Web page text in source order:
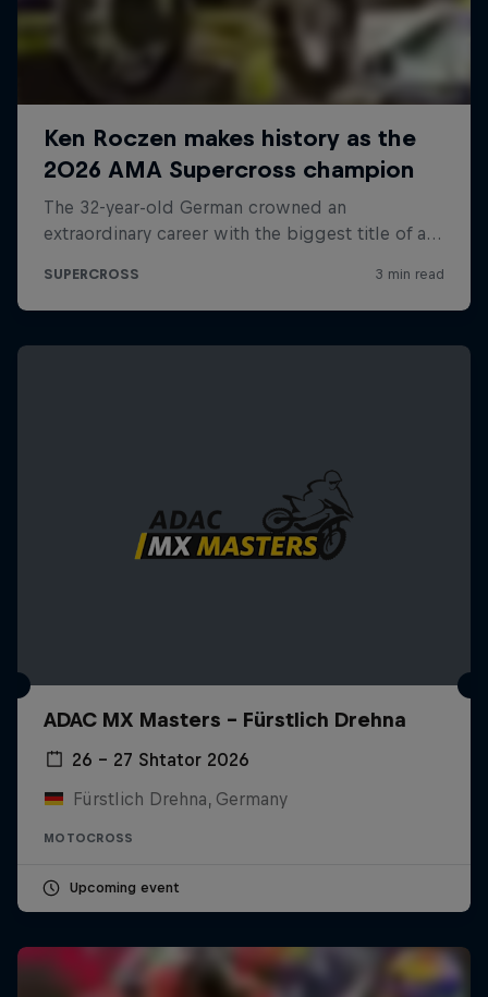
ADAC MX Masters – Fürstlich Drehna
26 – 27 Shtator 2026
Fürstlich Drehna, Germany
MOTOCROSS
Upcoming event